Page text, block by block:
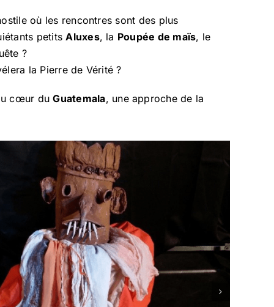
où les rencontres sont des plus
petitsAluxes, la Poupée de maïs, le
?
la Pierre de Vérité ?
cœur duGuatemala, une approche de la